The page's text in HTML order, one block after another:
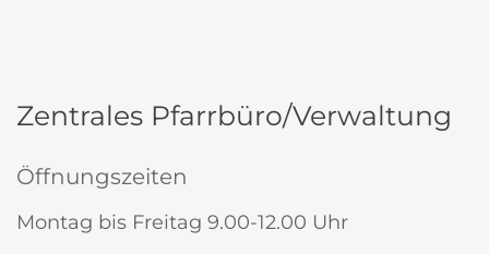
Zentrales Pfarrbüro/Verwaltung
Öffnungszeiten
Montag bis Freitag 9.00-12.00 Uhr